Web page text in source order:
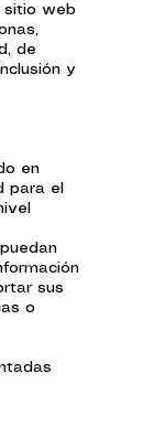
sitio web
de
y
en
para el
sus
o